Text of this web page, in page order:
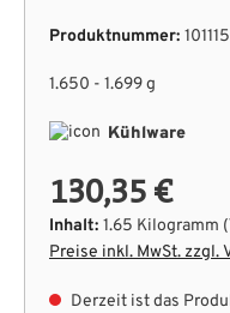
Produktnummer:
1.650 - 1.699 g
Kühlware
130,35 €
Inhalt: 1.65 Kilogramm
Preise inkl. MwSt. zzgl.
Derzeit ist das